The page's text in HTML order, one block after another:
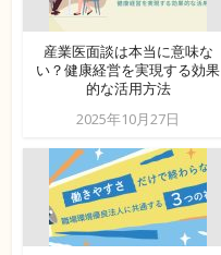
産業医面談は本当に意味な
い？健康経営を実現する効果
的な活用方法
2025年10月27日